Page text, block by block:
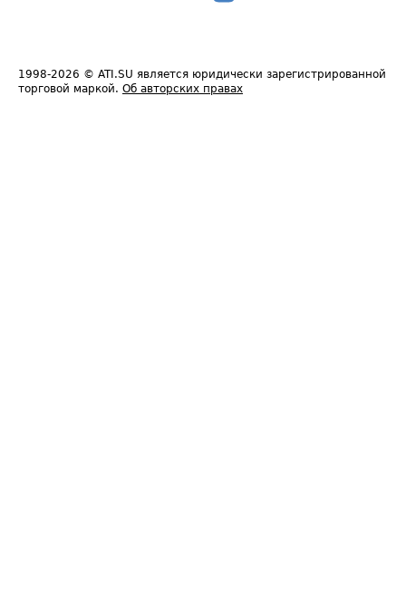
1998-2026 © ATI.SU является юридически зарегистрированной
торговой маркой. Об авторских правах